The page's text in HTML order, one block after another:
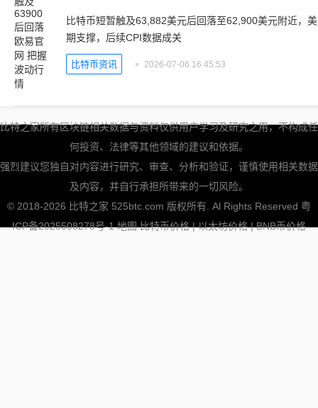
比特币短暂触及63,882美元后回落至62,900美元附近，
期支撑，后续CPI数据成关
比特币资讯 2026-07-06 16:45:53
比特之家所有区块链相关数据与资料仅供用户学习及研究之用，不构成任
何投资、法律等其他领域的建议和依据。
强烈建议您独自对内容进行研究、审查、分析和验证，谨慎使用相关数据
及内容，并自行承担所带来的一切风险。
© 2018-2026 比特之家 525btc.com 版权所有. Al Rights Reserved 粤
ICP备2025508278号-1 地图 比特币价格|以太坊价格|BNB币价格